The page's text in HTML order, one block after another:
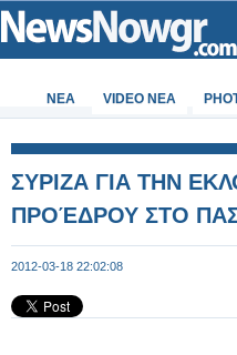
ΝΕΑ VIDEO NEA
ΣΥΡΙΖΑ ΓΙΑ ΤΗΝ
ΠΡΟΈΔΡΟΥ ΣΤΟ
2012-03-18 22:02:08